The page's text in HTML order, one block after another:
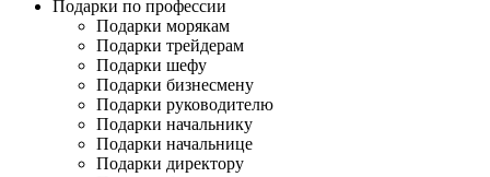
Подарки по профессии
Подарки морякам
Подарки трейдерам
Подарки шефу
Подарки бизнесмену
Подарки руководителю
Подарки начальнику
Подарки начальнице
Подарки директору